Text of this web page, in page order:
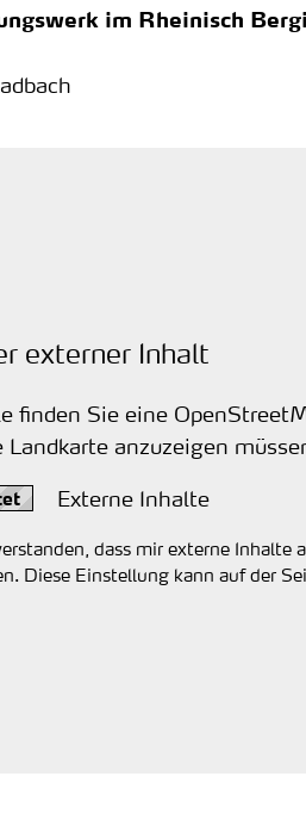
im Rheinisch
externer Inhalt
finden Sie eine
Landkarte anzuzeigen
Externe Inhalte
dass mir externe
Diese Einstellung kann auf der